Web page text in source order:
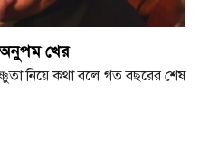
অনুপম খের
নিয়ে কথা বলে গত বছরের শেষ